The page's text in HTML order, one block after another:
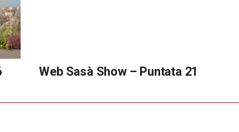
Web Sasà Show – Puntata 21